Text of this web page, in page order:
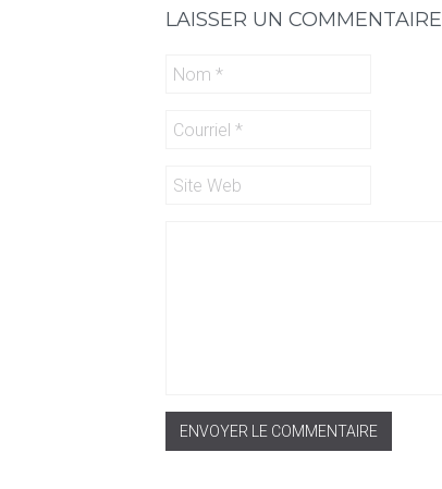
LAISSER UN COMMENTAIRE
ENVOYER LE COMMENTAIRE